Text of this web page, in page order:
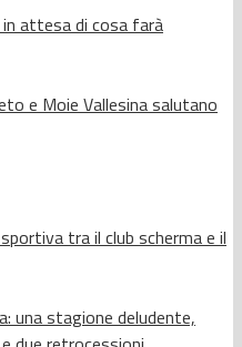
attesa di cosa farà
e Moie Vallesina salutano
tra il club scherma e il
una stagione deludente,